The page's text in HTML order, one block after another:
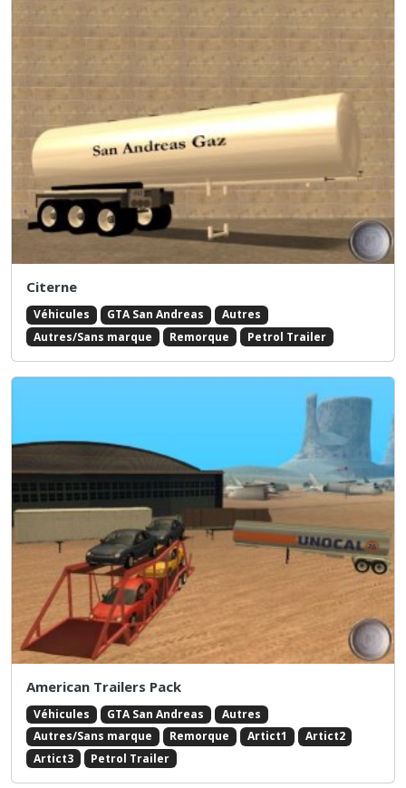
Citerne
Véhicules GTA San Andreas
Autres
Autres/Sans marque
Remorque Petrol Trailer
American Trailers Pack
Véhicules GTA San Andreas
Autres
Autres/Sans marque
Remorque Artict1
Artict2
Artict3
Petrol Trailer